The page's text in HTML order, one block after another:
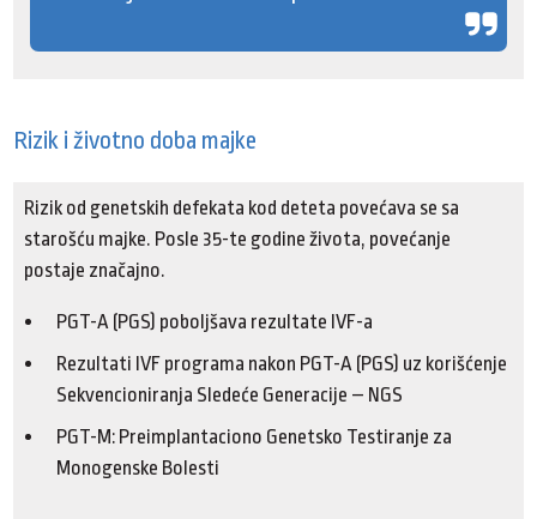
Rizik i životno doba majke
Rizik od genetskih defekata kod deteta povećava se sa
starošću majke. Posle 35-te godine života, povećanje
postaje značajno.
PGT-A (PGS) poboljšava rezultate IVF-a
Rezultati IVF programa nakon PGT-A (PGS) uz korišćenje
Sekvencioniranja Sledeće Generacije – NGS
PGT-M: Preimplantaciono Genetsko Testiranje za
Monogenske Bolesti